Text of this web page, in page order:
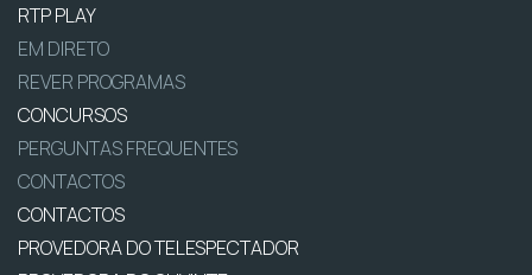
RTP PLAY
EM DIRETO
REVER PROGRAMAS
CONCURSOS
PERGUNTAS FREQUENTES
CONTACTOS
CONTACTOS
PROVEDORA DO TELESPECTADOR